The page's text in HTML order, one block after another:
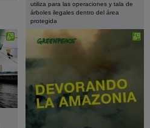
utiliza para las operaciones y tala de
árboles ilegales dentro del área
protegida